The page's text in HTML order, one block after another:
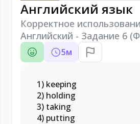
Английский язык
Корректное
Английский - Задание 6
5м
1) keeping
2) holding
3) taking
4) putting